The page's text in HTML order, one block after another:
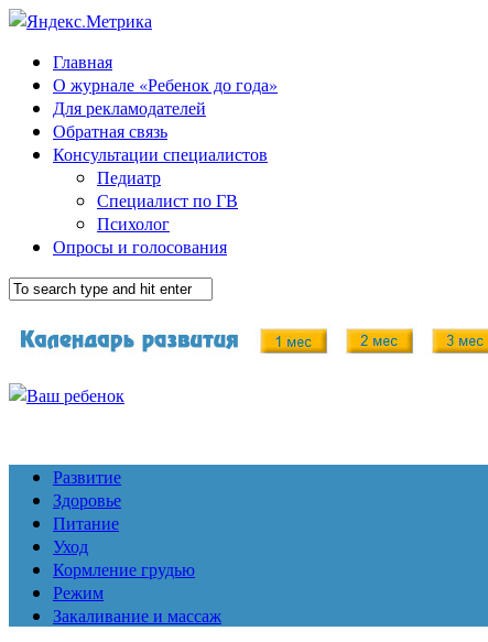
Главная
О журнале «Ребенок до года»
Для рекламодателей
Обратная связь
Консультации специалистов
Педиатр
Специалист по ГВ
Психолог
Опросы и голосования
Развитие
Здоровье
Питание
Уход
Кормление грудью
Режим
Закаливание и массаж